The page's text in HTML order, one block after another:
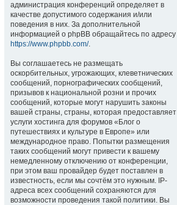
администрация конференций определяет в
качестве допустимого содержания и/или
поведения в них. За дополнительной
информацией о phpBB обращайтесь по адресу
https://www.phpbb.com/.
Вы соглашаетесь не размещать
оскорбительных, угрожающих, клеветнических
сообщений, порнографических сообщений,
призывов к национальной розни и прочих
сообщений, которые могут нарушить законы
вашей страны, страны, которая предоставляет
услуги хостинга для форумов «Блог о
путешествиях и культуре в Европе» или
международное право. Попытки размещения
таких сообщений могут привести к вашему
немедленному отключению от конференции,
при этом ваш провайдер будет поставлен в
известность, если мы сочтём это нужным. IP-
адреса всех сообщений сохраняются для
возможности проведения такой политики. Вы